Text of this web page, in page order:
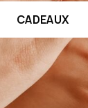
CADEAUX